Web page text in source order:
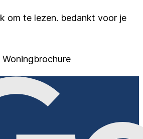
om te lezen. bedankt voor je
Woningbrochure